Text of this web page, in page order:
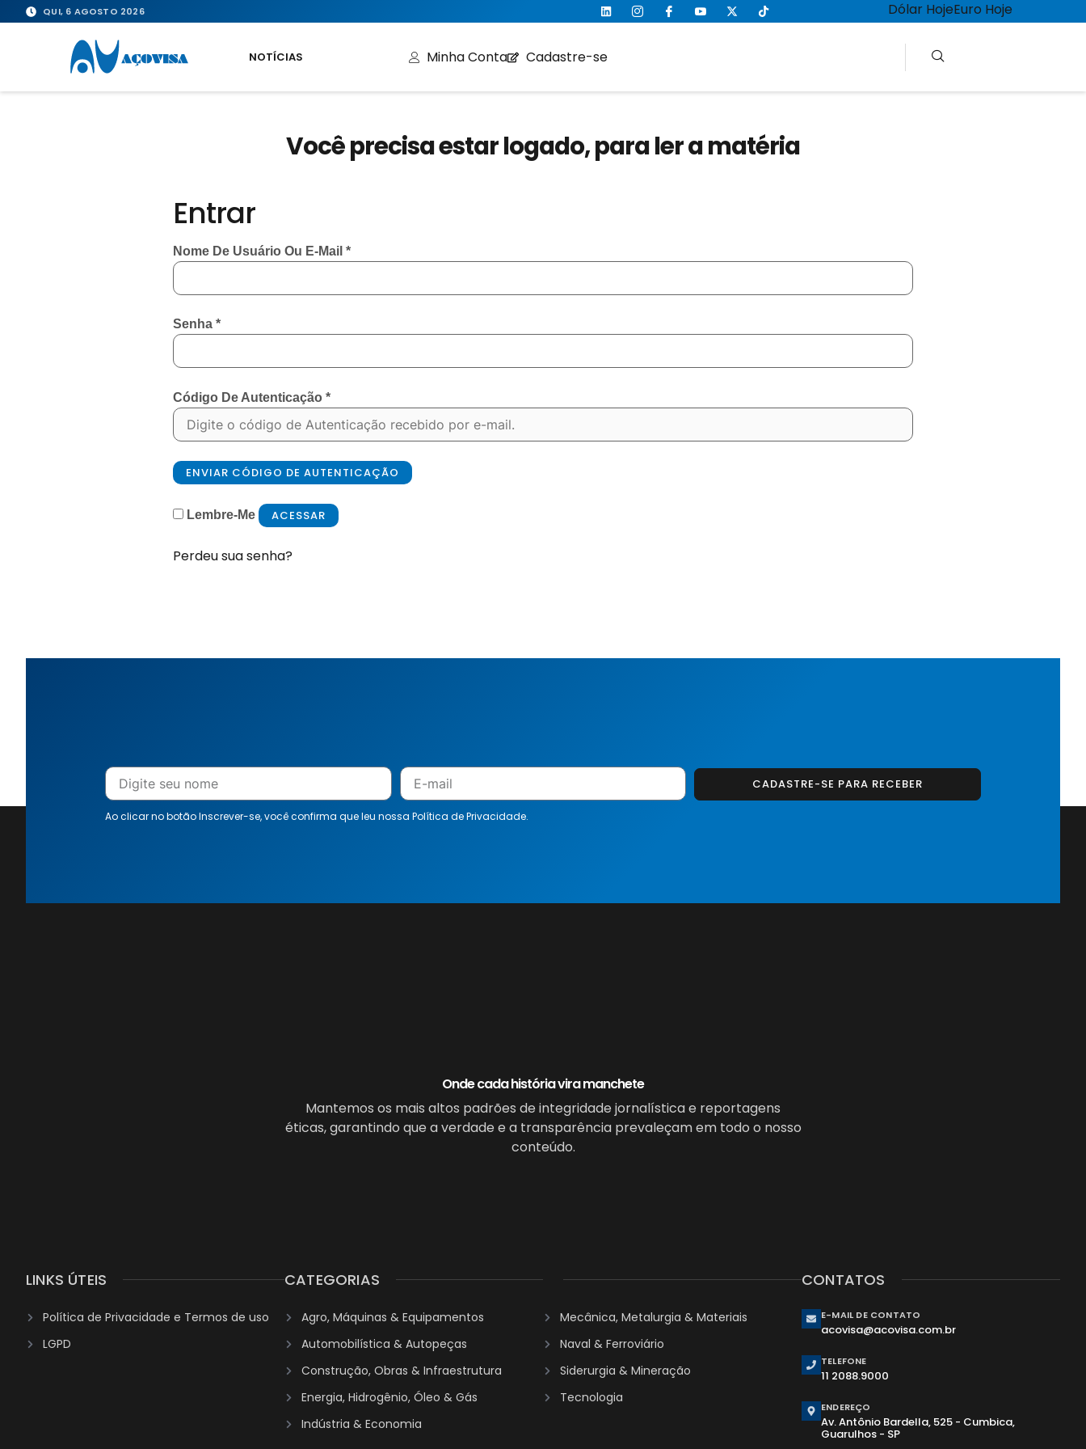
QUI, 6 AGOSTO 2026 Dólar HojeEuro Hoje
NOTÍCIAS Minha Conta Cadastre-se
Você precisa estar logado, para ler a matéria
Entrar
Nome De Usuário Ou E-Mail*
Senha*
Código De Autenticação*
ENVIAR CÓDIGO DE AUTENTICAÇÃO
Lembre-Me ACESSAR
Perdeu sua senha?
CADASTRE-SE PARA RECEBER
Ao clicar no botão Inscrever-se, você confirma que leu nossa Política de Privacidade.
Onde cada história vira manchete
Mantemos os mais altos padrões de integridade jornalística e reportagens
éticas, garantindo que a verdade e a transparência prevaleçam em todo o nosso
conteúdo.
LINKS ÚTEIS
Política de Privacidade e Termos de uso
LGPD
CATEGORIAS
Agro, Máquinas & Equipamentos
Automobilística & Autopeças
Construção, Obras & Infraestrutura
Energia, Hidrogênio, Óleo & Gás
Indústria & Economia
Mecânica, Metalurgia & Materiais
Naval & Ferroviário
Siderurgia & Mineração
Tecnologia
CONTATOS
E-MAIL DE CONTATO
acovisa@acovisa.com.br
TELEFONE
11 2088.9000
ENDEREÇO
Av. Antônio Bardella, 525 - Cumbica,
Guarulhos - SP